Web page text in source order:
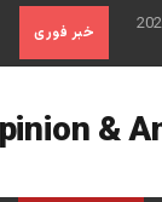
خبر فوری